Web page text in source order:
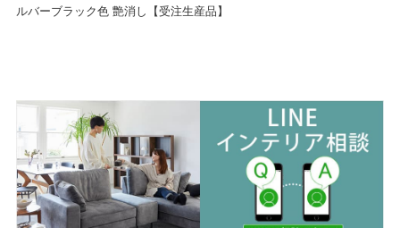
ルバーブラック色 艶消し【受注生産品】